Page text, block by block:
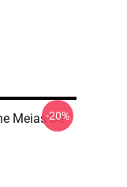
Meias De
-20%